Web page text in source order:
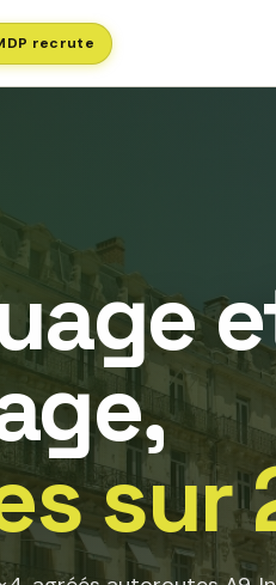
recrute
sur